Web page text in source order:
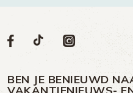
Volg
Social
Volg
op
Volg
op
Volg
op
BEN JE BENIEUWD
VAKANTIENIEUWS-